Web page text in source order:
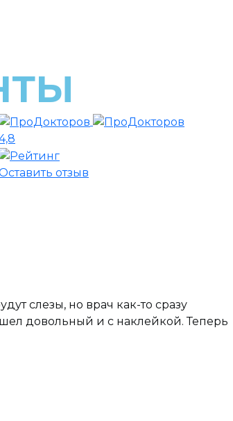
отзыв
слезы, но врач как-то сразу
довольный и с наклейкой. Теперь